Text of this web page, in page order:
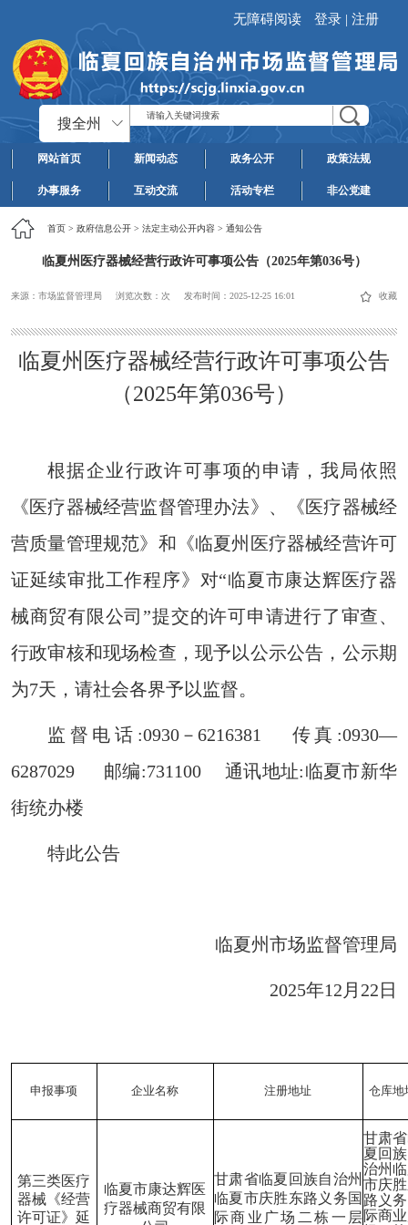
无障碍阅读 登录 | 注册
搜全州
网站首页 新闻动态 政务公开 政策法规
办事服务 互动交流 活动专栏 非公党建
首页> 政府信息公开> 法定主动公开内容> 通知公告
临夏州医疗器械经营行政许可事项公告（2025年第036号）
来源：市场监督管理局 浏览次数： 次 发布时间： 2025-12-25 16:01 收藏
临夏州医疗器械经营行政许可事项公告
（2025年第036号）
根据企业行政许可事项的申请，我局依照
《医疗器械经营监督管理办法》、《医疗器械经
营质量管理规范》和《临夏州医疗器械经营许可
证延续审批工作程序》对“临夏市康达辉医疗器
械商贸有限公司”提交的许可申请进行了审查、
行政审核和现场检查，现予以公示公告，公示期
为7天，请社会各界予以监督。
监督电话:0930－6216381 传真:0930—
6287029 邮编:731100 通讯地址:临夏市新华
街统办楼
特此公告
临夏州市场监督管理局
2025年12月22日
申报事项 企业名称 注册地址 仓库地
第三类医疗
器械《经营
许可证》 延
临夏市康达辉医
疗器械商贸有限
甘肃省临夏回族自治州
临夏市庆胜东路义务国
际商业广场二栋一层
甘肃
夏回
治州
市庆
路义
际商